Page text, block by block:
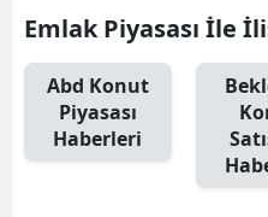
Emlak Piyasası İle
Abd Konut
Piyasası
Haberleri